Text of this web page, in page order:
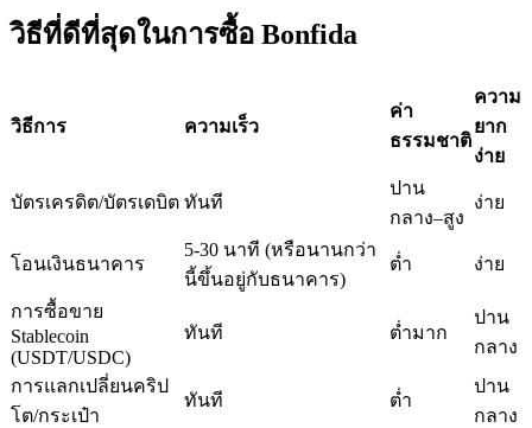
คัดลอกการซื้อขาย
เป็นเทรดเดอร์คัดลอก
เพลิดเพลินกับการแบ่งปันผลกำไรและค่าคอมมิชชั่นการคัด
ลอกการซื้อขาย
วิธีที่ดีที่สุดในการซื้อ Bonfida
วิธีการ ความเร็ว
ค่า
ธรรมชาติ
ความ
ยาก
ง่าย
บัตรเครดิต/บัตรเดบิต ทันที
ปาน
กลาง–สูง
ง่าย
โอนเงินธนาคาร
5-30 นาที (หรือนานกว่า
นี้ขึ้นอยู่กับธนาคาร)
ต่ำ ง่าย
การซื้อขาย
Stablecoin
(USDT/USDC)
ทันที ต่ำมาก
ปาน
กลาง
การแลกเปลี่ยนคริป
โต/กระเป๋า
ทันที ต่ำ
ปาน
กลาง